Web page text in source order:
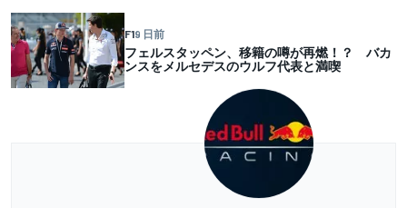
F19 日前
フェルスタッペン、移籍の噂が再燃！？ バカ
ンスをメルセデスのウルフ代表と満喫